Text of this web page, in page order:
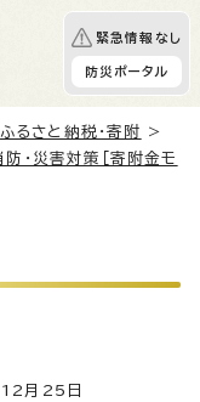
緊急情報なし
防災ポータル
ふるさと納税・寄附
>
防・災害対策［寄附金モ
月25日